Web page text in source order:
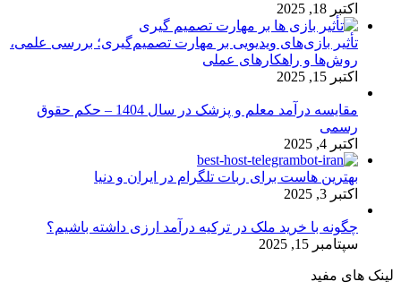
اکتبر 18, 2025
تأثیر بازی‌های ویدیویی بر مهارت تصمیم‌گیری؛ بررسی علمی،
روش‌ها و راهکارهای عملی
اکتبر 15, 2025
مقایسه درآمد معلم و پزشک در سال 1404 – حکم حقوق
رسمی
اکتبر 4, 2025
بهترین هاست برای ربات تلگرام در ایران و دنیا
اکتبر 3, 2025
چگونه با خرید ملک در ترکیه درآمد ارزی داشته باشیم؟
سپتامبر 15, 2025
لینک های مفید